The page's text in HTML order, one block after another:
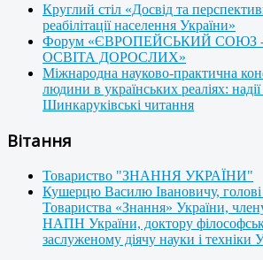
Круглий стіл «Досвід та
реабілітації населення України»
Форум «ЄВРОПЕЙСЬКИЙ СОЮЗ
ОСВІТА ДОРОСЛИХ»
Міжнародна науково-практична
людини в українських реаліях:
Шинкаруківські читання
Вітання
Товариство "ЗНАННЯ УКРАЇНИ"
Кушерцю Василю Івановичу, голові
Товариства «Знання» України,
НАПН України, доктору
заслуженому діячу науки і техніки